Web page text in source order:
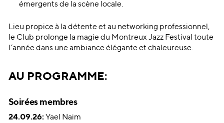
émergents de la scène locale.
Lieu propice à la détente et au networking professionnel,
le Club prolonge la magie du Montreux Jazz Festival toute
l’année dans une ambiance élégante et chaleureuse.
AU PROGRAMME:
Soirées membres
24.09.26: Yael Naim